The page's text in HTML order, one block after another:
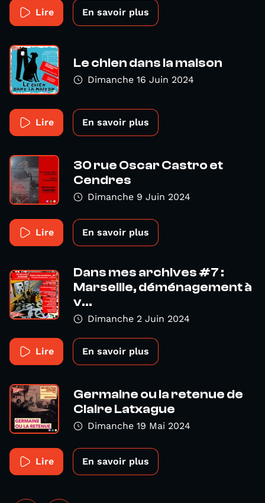
Lire En savoir plus
Le chien dans la maison
Dimanche 16 Juin 2024
Lire En savoir plus
30 rue Oscar Castro et
Cendres
Dimanche 9 Juin 2024
Lire En savoir plus
Dans mes archives #7 :
Marseille, déménagement à
v...
Dimanche 2 Juin 2024
Lire En savoir plus
Germaine ou la retenue de
Claire Latxague
Dimanche 19 Mai 2024
Lire En savoir plus